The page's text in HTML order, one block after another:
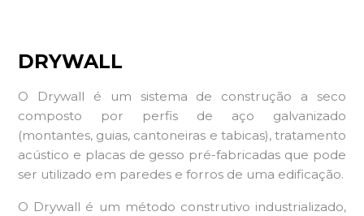
DRYWALL
O Drywall é um sistema de construção a seco
composto por perfis de aço galvanizado
(montantes, guias, cantoneiras e tabicas), tratamento
acústico e placas de gesso pré-fabricadas que pode
ser utilizado em paredes e forros de uma edificação.
O Drywall é um método construtivo industrializado,